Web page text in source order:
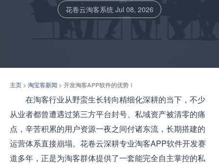
花卷云淘客系统 Jul 08, 2026
主页 > 淘宝客新闻 > 开发淘客APP软件的优势！
在淘客行业从野蛮生长转向精细化深耕的当下，不少
从业者都曾遭遇过第三方平台封号、私域资产被清零的痛
点，辛苦积累的用户资源一夜之间付诸东流，长期搭建的
运营体系直接崩塌。花卷云深耕专业淘客APP软件开发赛
道多年，正是为淘客群体提供了一套能完全自主掌控的私